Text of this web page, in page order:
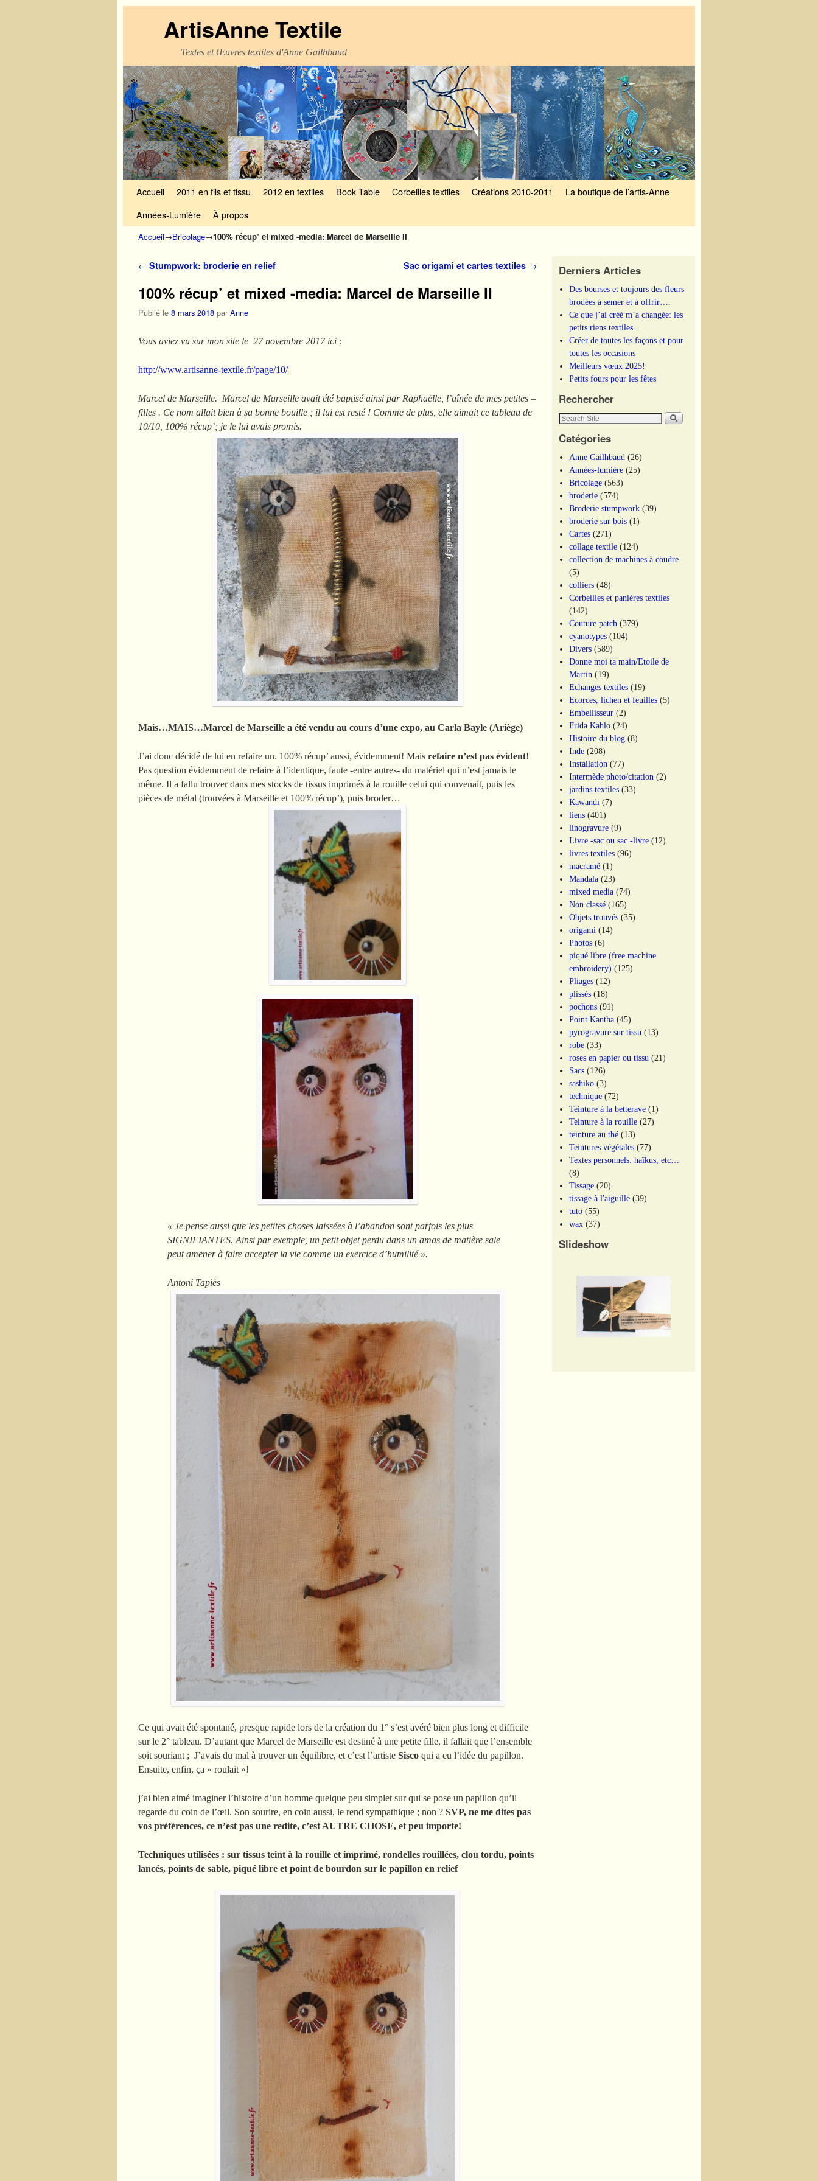
ArtisAnne Textile
Textes et Œuvres textiles d'Anne Gailhbaud
Accueil 2011 en fils et tissu 2012 en textiles Book Table Corbeilles textiles Créations 2010-2011
La boutique de l’artis-Anne
Années-Lumière
À propos
Accueil→Bricolage→100% récup’ et mixed -media: Marcel de Marseille II
Navigation des articles
← Stumpwork: broderie en relief Sac origami et cartes textiles →
100% récup’ et mixed -media: Marcel de Marseille II
Publié le 8 mars 2018 par Anne
Vous aviez vu sur mon site le 27 novembre 2017 ici :
http://www.artisanne-textile.fr/page/10/
Marcel de Marseille. Marcel de Marseille avait été baptisé ainsi par Raphaëlle, l’aînée de mes petites –
filles . Ce nom allait bien à sa bonne bouille ; il lui est resté ! Comme de plus, elle aimait ce tableau de
10/10, 100% récup’; je le lui avais promis.
Mais…MAIS…Marcel de Marseille a été vendu au cours d’une expo, au Carla Bayle (Ariège)
J’ai donc décidé de lui en refaire un. 100% récup’ aussi, évidemment! Mais refaire n’est pas évident!
Pas question évidemment de refaire à l’identique, faute -entre autres- du matériel qui n’est jamais le
même. Il a fallu trouver dans mes stocks de tissus imprimés à la rouille celui qui convenait, puis les
pièces de métal (trouvées à Marseille et 100% récup’), puis broder…
« Je pense aussi que les petites choses laissées à l’abandon sont parfois les plus
SIGNIFIANTES. Ainsi par exemple, un petit objet perdu dans un amas de matière sale
peut amener à faire accepter la vie comme un exercice d’humilité ».
Antoni Tapiès
Ce qui avait été spontané, presque rapide lors de la création du 1° s’est avéré bien plus long et difficile
sur le 2° tableau. D’autant que Marcel de Marseille est destiné à une petite fille, il fallait que l’ensemble
soit souriant ; J’avais du mal à trouver un équilibre, et c’est l’artiste Sisco qui a eu l’idée du papillon.
Ensuite, enfin, ça « roulait »!
j’ai bien aimé imaginer l’histoire d’un homme quelque peu simplet sur qui se pose un papillon qu’il
regarde du coin de l’œil. Son sourire, en coin aussi, le rend sympathique ; non ? SVP, ne me dites pas
vos préférences, ce n’est pas une redite, c’est AUTRE CHOSE, et peu importe!
Techniques utilisées : sur tissus teint à la rouille et imprimé, rondelles rouillées, clou tordu, points
lancés, points de sable, piqué libre et point de bourdon sur le papillon en relief
Derniers Articles
Des bourses et toujours des fleurs
brodées à semer et à offrir….
Ce que j’ai créé m’a changée: les
petits riens textiles…
Créer de toutes les façons et pour
toutes les occasions
Meilleurs vœux 2025!
Petits fours pour les fêtes
Rechercher
Catégories
Anne Gailhbaud (26)
Années-lumière (25)
Bricolage (563)
broderie (574)
Broderie stumpwork (39)
broderie sur bois (1)
Cartes (271)
collage textile (124)
collection de machines à coudre
(5)
colliers (48)
Corbeilles et panières textiles
(142)
Couture patch (379)
cyanotypes (104)
Divers (589)
Donne moi ta main/Etoile de
Martin (19)
Echanges textiles (19)
Ecorces, lichen et feuilles (5)
Embellisseur (2)
Frida Kahlo (24)
Histoire du blog (8)
Inde (208)
Installation (77)
Intermède photo/citation (2)
jardins textiles (33)
Kawandi (7)
liens (401)
linogravure (9)
Livre -sac ou sac -livre (12)
livres textiles (96)
macramé (1)
Mandala (23)
mixed media (74)
Non classé (165)
Objets trouvés (35)
origami (14)
Photos (6)
piqué libre (free machine
embroidery) (125)
Pliages (12)
plissés (18)
pochons (91)
Point Kantha (45)
pyrogravure sur tissu (13)
robe (33)
roses en papier ou tissu (21)
Sacs (126)
sashiko (3)
technique (72)
Teinture à la betterave (1)
Teinture à la rouille (27)
teinture au thé (13)
Teintures végétales (77)
Textes personnels: haïkus, etc…
(8)
Tissage (20)
tissage à l'aiguille (39)
tuto (55)
wax (37)
Slideshow